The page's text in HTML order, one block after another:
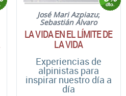
José Mari Azpiazu;
Sebastián Álvaro
LA VIDA EN EL LÍMITE DE
LA VIDA
Experiencias de
alpinistas para
inspirar nuestro día a
día